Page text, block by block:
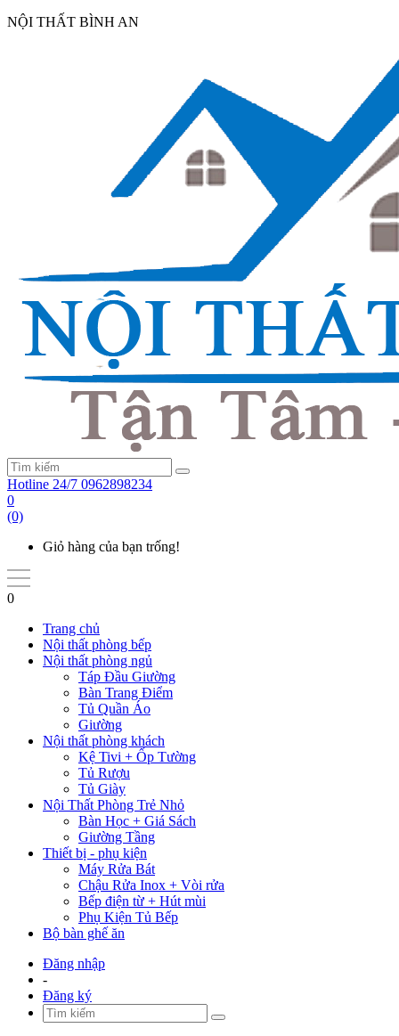
NỘI THẤT BÌNH AN
Hotline 24/7 0962898234
0
(0)
Giỏ hàng của bạn trống!
0
Trang chủ
Nội thất phòng bếp
Nội thất phòng ngủ
Táp Đầu Giường
Bàn Trang Điểm
Tủ Quần Áo
Giường
Nội thất phòng khách
Kệ Tivi + Ốp Tường
Tủ Rượu
Tủ Giày
Nội Thất Phòng Trẻ Nhỏ
Bàn Học + Giá Sách
Giường Tầng
Thiết bị - phụ kiện
Máy Rửa Bát
Chậu Rửa Inox + Vòi rửa
Bếp điện từ + Hút mùi
Phụ Kiện Tủ Bếp
Bộ bàn ghế ăn
Đăng nhập
-
Đăng ký